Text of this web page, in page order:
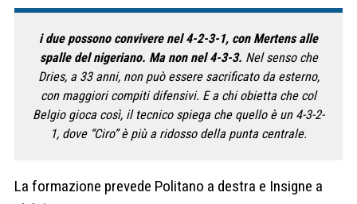
i due possono convivere nel 4-2-3-1, con Mertens alle
spalle del nigeriano. Ma non nel 4-3-3. Nel senso che
Dries, a 33 anni, non può essere sacrificato da esterno,
con maggiori compiti difensivi. E a chi obietta che col
Belgio gioca così, il tecnico spiega che quello è un 4-3-2-
1, dove “Ciro” è più a ridosso della punta centrale.
La formazione prevede Politano a destra e Insigne a